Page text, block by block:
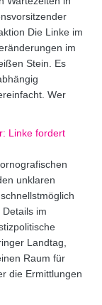
Die Linke im
im
Stein. Es
Wer
Linke fordert
unklaren
im
Landtag,
Raum für
die Ermittlungen